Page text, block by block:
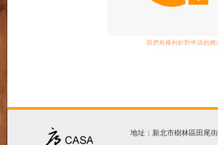
我們有權利針對申請的
地址：新北市樹林區田尾